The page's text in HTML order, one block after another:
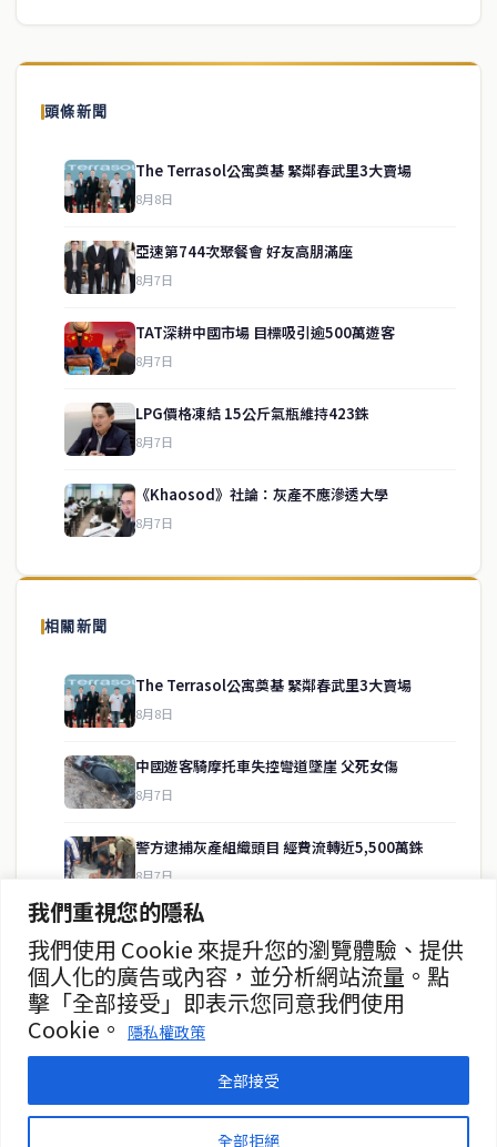
我們重視您的隱私
我們使用 Cookie 來提升您的瀏覽體驗、提供
個人化的廣告或內容，並分析網站流量。點
擊「全部接受」即表示您同意我們使用
Cookie。
隱私權政策
全部拒絕
全部接受
頭條新聞
The Terrasol公寓奠基 緊鄰春武里3大賣場
8月8日
亞速第744次聚餐會 好友高朋滿座
8月7日
TAT深耕中國市場 目標吸引逾500萬遊客
8月7日
LPG價格凍結 15公斤氣瓶維持423銖
8月7日
《Khaosod》社論：灰產不應滲透大學
8月7日
相關新聞
The Terrasol公寓奠基 緊鄰春武里3大賣場
8月8日
中國遊客騎摩托車失控彎道墜崖 父死女傷
8月7日
警方逮捕灰產組織頭目 經費流轉近5,500萬銖
8月7日
暖府名校槍擊案 學生槍手自戕 動機待查
8月7日
暖武里名校發生槍擊案 2死15傷
8月7日
關於我們
泰國中文新聞（TCN）是一家總部設於曼谷的中文新聞媒體，致力於
供即時、客觀、多元的中文新聞內容。
房地產
聯絡資訊
歡迎來信洽詢合作事宜
或提供新聞線索
service@thaichinesenews.com
© 2026 泰國中文新聞 TCN — All Rights Reserved
service@thaichinesenews.com